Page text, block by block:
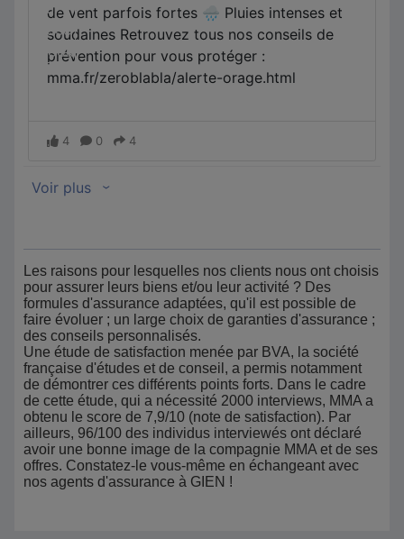
Les raisons pour lesquelles nos clients nous ont choisis
pour assurer leurs biens et/ou leur activité ? Des
formules d'assurance adaptées, qu'il est possible de
faire évoluer ; un large choix de garanties d'assurance ;
des conseils personnalisés.
Une étude de satisfaction menée par BVA, la société
française d'études et de conseil, a permis notamment
de démontrer ces différents points forts. Dans le cadre
de cette étude, qui a nécessité 2000 interviews, MMA a
obtenu le score de 7,9/10 (note de satisfaction). Par
ailleurs, 96/100 des individus interviewés ont déclaré
avoir une bonne image de la compagnie MMA et de ses
offres. Constatez-le vous-même en échangeant avec
nos agents d'assurance à GIEN !